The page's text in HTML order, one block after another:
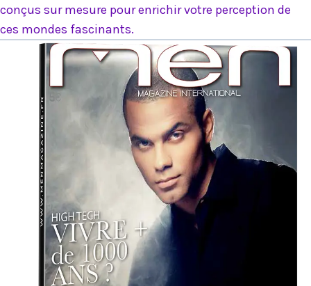
conçus sur mesure pour enrichir votre perception de
ces mondes fascinants.